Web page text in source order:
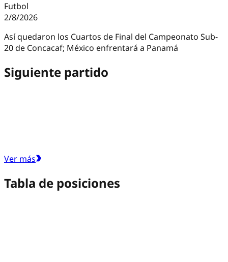
Futbol
2/8/2026
Así quedaron los Cuartos de Final del Campeonato Sub-
20 de Concacaf; México enfrentará a Panamá
Siguiente partido
Ver más
Tabla de posiciones